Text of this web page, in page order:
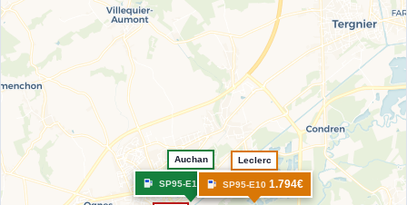
Auchan
SP95-E10 1.719€
Leclerc
SP95-E101.794€